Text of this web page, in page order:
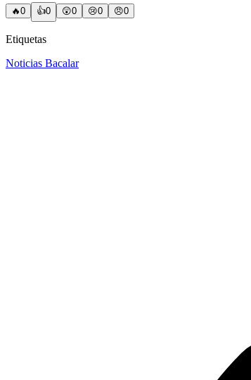
🔥0 👍0 😲0 😢0 😠0
Etiquetas
Noticias Bacalar